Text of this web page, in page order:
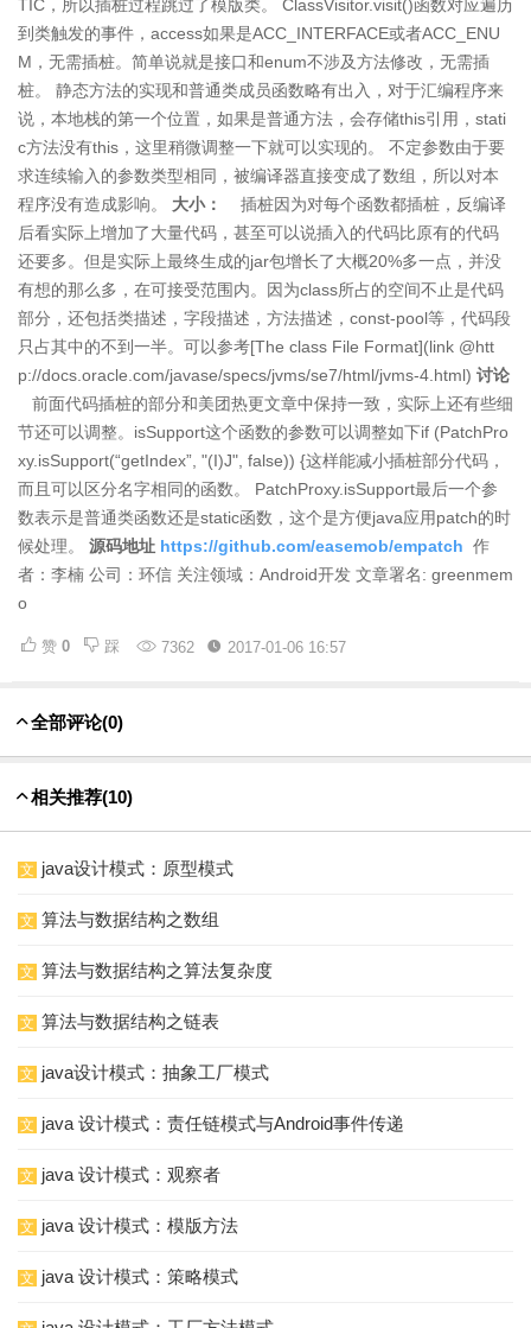
TIC，所以插桩过程跳过了模版类。 ClassVisitor.visit()函数对应遍历
到类触发的事件，access如果是ACC_INTERFACE或者ACC_ENU
M，无需插桩。简单说就是接口和enum不涉及方法修改，无需插
桩。 静态方法的实现和普通类成员函数略有出入，对于汇编程序来
说，本地栈的第一个位置，如果是普通方法，会存储this引用，stati
c方法没有this，这里稍微调整一下就可以实现的。 不定参数由于要
求连续输入的参数类型相同，被编译器直接变成了数组，所以对本
程序没有造成影响。 大小：
插桩因为对每个函数都插桩，反编译
后看实际上增加了大量代码，甚至可以说插入的代码比原有的代码
还要多。但是实际上最终生成的jar包增长了大概20%多一点，并没
有想的那么多，在可接受范围内。因为class所占的空间不止是代码
部分，还包括类描述，字段描述，方法描述，const-pool等，代码段
只占其中的不到一半。可以参考[The class File Format](link @htt
p://docs.oracle.com/javase/specs/jvms/se7/html/jvms-4.html) 讨论
前面代码插桩的部分和美团热更文章中保持一致，实际上还有些细
节还可以调整。isSupport这个函数的参数可以调整如下if (PatchPro
xy.isSupport(“getIndex”, "(I)J", false)) {这样能减小插桩部分代码，
而且可以区分名字相同的函数。 PatchProxy.isSupport最后一个参
数表示是普通类函数还是static函数，这个是方便java应用patch的时
候处理。 源码地址 https://github.com/easemob/empatch 作
者：李楠 公司：环信 关注领域：Android开发 文章署名: greenmem
o
赞 0 踩 7362 2017-01-06 16:57
全部评论(0)
相关推荐(10)
文 java设计模式：原型模式
文 算法与数据结构之数组
文 算法与数据结构之算法复杂度
文 算法与数据结构之链表
文 java设计模式：抽象工厂模式
文 java 设计模式：责任链模式与Android事件传递
文 java 设计模式：观察者
文 java 设计模式：模版方法
文 java 设计模式：策略模式